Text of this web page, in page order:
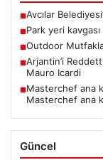
■Avcılar
■Park yeri
■Outdoor
■Arjantin’i
Mauro Icardi
■Masterchef ana
Masterchef ana
Güncel